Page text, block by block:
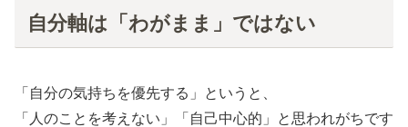
自分軸は「わがまま」ではない
「自分の気持ちを優先する」というと、
「人のことを考えない」「自己中心的」と思われがちです